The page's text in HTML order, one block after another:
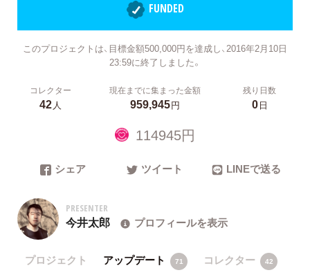
FUNDED
このプロジェクトは、目標金額500,000円を達成し、2016年2月10日
23:59に終了しました。
コレクター
42人
現在までに集まった金額
959,945円
114945円
残り日数
0日
シェア ツイート LINEで送る
PRESENTER
今井太郎 プロフィールを表示
プロジェクト アップデート 71 コレクター 42